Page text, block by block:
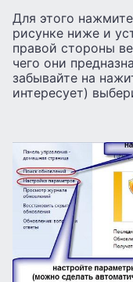
Для этого
рисунке ниже и
правой стороны
чего они
забывайте на
интересует)